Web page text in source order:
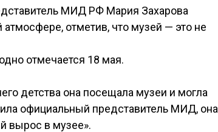
МИД РФ Мария Захарова
отметив, что музей — это не
отмечается 18 мая.
детства она посещала музеи и могла
официальный представитель МИД, она
вырос в музее».